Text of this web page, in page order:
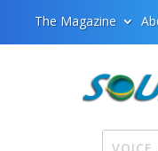
The Magazine